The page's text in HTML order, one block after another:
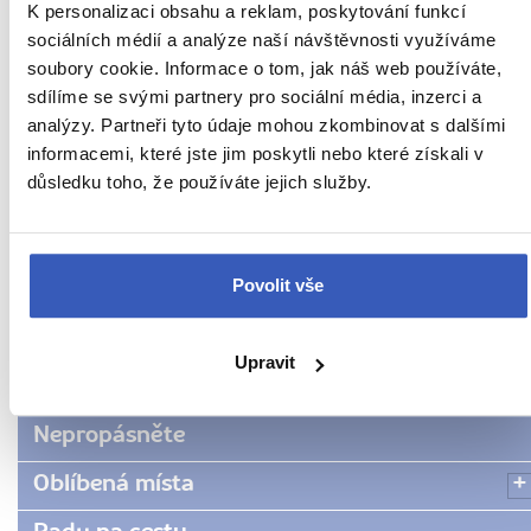
K personalizaci obsahu a reklam, poskytování funkcí
sociálních médií a analýze naší návštěvnosti využíváme
soubory cookie. Informace o tom, jak náš web používáte,
sdílíme se svými partnery pro sociální média, inzerci a
analýzy. Partneři tyto údaje mohou zkombinovat s dalšími
informacemi, které jste jim poskytli nebo které získali v
důsledku toho, že používáte jejich služby.
Povolit vše
Upravit
26225 přečtení
Další cestovatelská inspirace
URL
stránky:
www.radynacestu.cz/magazin/umelecke-
se-
na-
vystave-
tokiu-
Nepropásněte
Oblíbená místa